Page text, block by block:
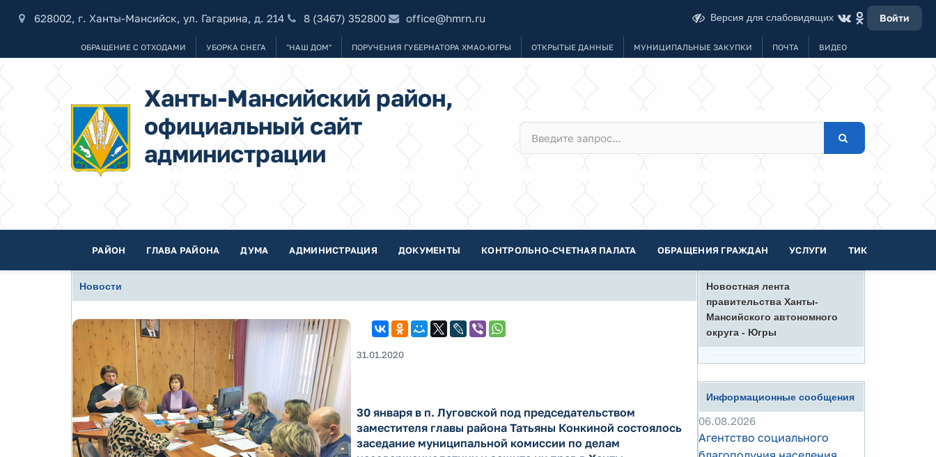
628002, г. Ханты-Мансийск, ул. Гагарина, д. 214 8 (3467) 352800 office@hmrn.ru Версия для слабовидящих Войти
ОБРАЩЕНИЕ С ОТХОДАМИ УБОРКА СНЕГА "НАШ ДОМ" ПОРУЧЕНИЯ ГУБЕРНАТОРА ХМАО-ЮГРЫ ОТКРЫТЫЕ ДАННЫЕ МУНИЦИПАЛЬНЫЕ ЗАКУПКИ ПОЧТА ВИДЕО
Ханты-Мансийский район,
официальный сайт
администрации
РАЙОН ГЛАВА РАЙОНА ДУМА АДМИНИСТРАЦИЯ ДОКУМЕНТЫ КОНТРОЛЬНО-СЧЕТНАЯ ПАЛАТА ОБРАЩЕНИЯ ГРАЖДАН УСЛУГИ ТИК
Новости
31.01.2020
30 января в п. Луговской под председательством
заместителя главы района Татьяны Конкиной состоялось
заседание муниципальной комиссии по делам
Новостная лента
правительства Ханты-
Мансийского автономного
округа - Югры
Информационные сообщения
06.08.2026
Агентство социального